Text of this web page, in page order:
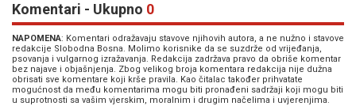
Komentari - Ukupno 0
NAPOMENA: Komentari odražavaju stavove njihovih autora, a ne nužno i stavove
redakcije Slobodna Bosna. Molimo korisnike da se suzdrže od vrijeđanja,
psovanja i vulgarnog izražavanja. Redakcija zadržava pravo da obriše komentar
bez najave i objašnjenja. Zbog velikog broja komentara redakcija nije dužna
obrisati sve komentare koji krše pravila. Kao čitalac također prihvatate
mogućnost da među komentarima mogu biti pronađeni sadržaji koji mogu biti
u suprotnosti sa vašim vjerskim, moralnim i drugim načelima i uvjerenjima.